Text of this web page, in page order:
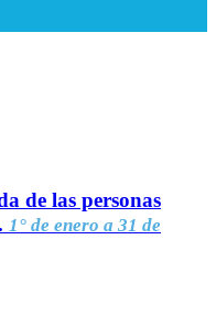
de las personas
1° de enero a 31 de